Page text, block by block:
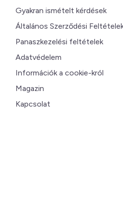
Gyakran ismételt kérdések
Általános Szerződési
Panaszkezelési feltételek
Adatvédelem
Információk a cookie-król
Magazin
Kapcsolat